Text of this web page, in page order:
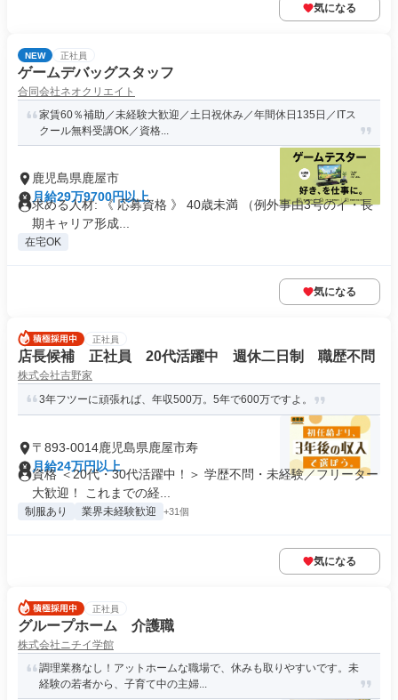
気になる
NEW 正社員
ゲームデバッグスタッフ
合同会社ネオクリエイト
家賃60％補助／未経験大歓迎／土日祝休み／年間休日135日／ITス
クール無料受講OK／資格...
鹿児島県鹿屋市
月給29万9700円以上
求める人材: 《 応募資格 》 40歳未満 （例外事由3号のイ・長
期キャリア形成...
在宅OK
気になる
正社員
店長候補 正社員 20代活躍中 週休二日制 職歴不問
株式会社吉野家
3年フツーに頑張れば、年収500万。5年で600万ですよ。
〒893-0014鹿児島県鹿屋市寿
月給24万円以上
資格 ＜20代・30代活躍中！＞ 学歴不問・未経験／フリーター
大歓迎！ これまでの経...
制服あり 業界未経験歓迎 +31個
気になる
正社員
グループホーム 介護職
株式会社ニチイ学館
調理業務なし！アットホームな職場で、休みも取りやすいです。未
経験の若者から、子育て中の主婦...